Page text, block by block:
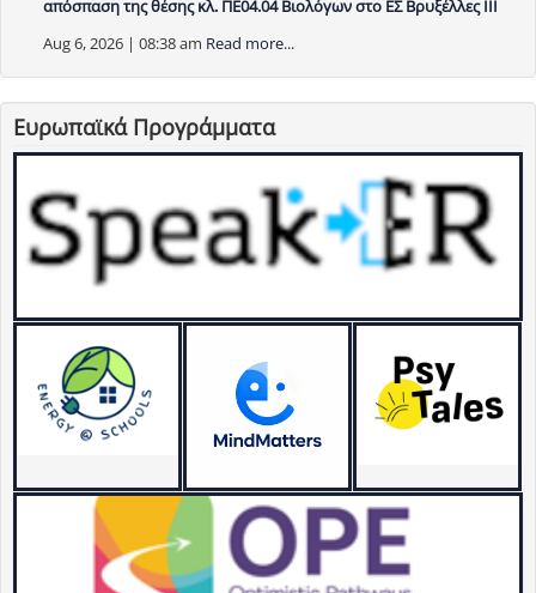
απόσπαση της θέσης κλ. ΠΕ04.04 Βιολόγων στο ΕΣ Βρυξέλλες ΙΙΙ
Aug 6, 2026 | 08:38 am Read more...
Ευρωπαϊκά Προγράμματα